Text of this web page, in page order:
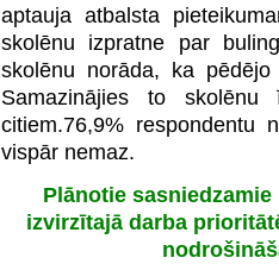
aptauja atbalsta
skolēnu izpratne par
skolēnu norāda, ka
Samazinājies to
citiem.76,9% respondentu
vispār nemaz.
Plānotie
izvirzītajā darba